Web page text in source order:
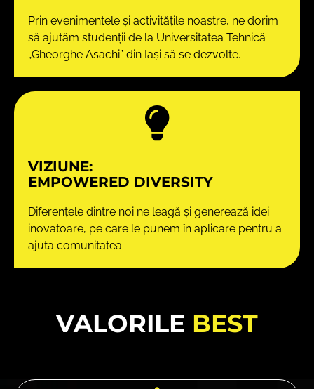
Prin evenimentele și activitățile noastre, ne dorim
să ajutăm studenții de la Universitatea Tehnică
„Gheorghe Asachi” din Iași să se dezvolte.
VIZIUNE:
EMPOWERED DIVERSITY
Diferențele dintre noi ne leagă și generează idei
inovatoare, pe care le punem în aplicare pentru a
ajuta comunitatea.
VALORILE BEST